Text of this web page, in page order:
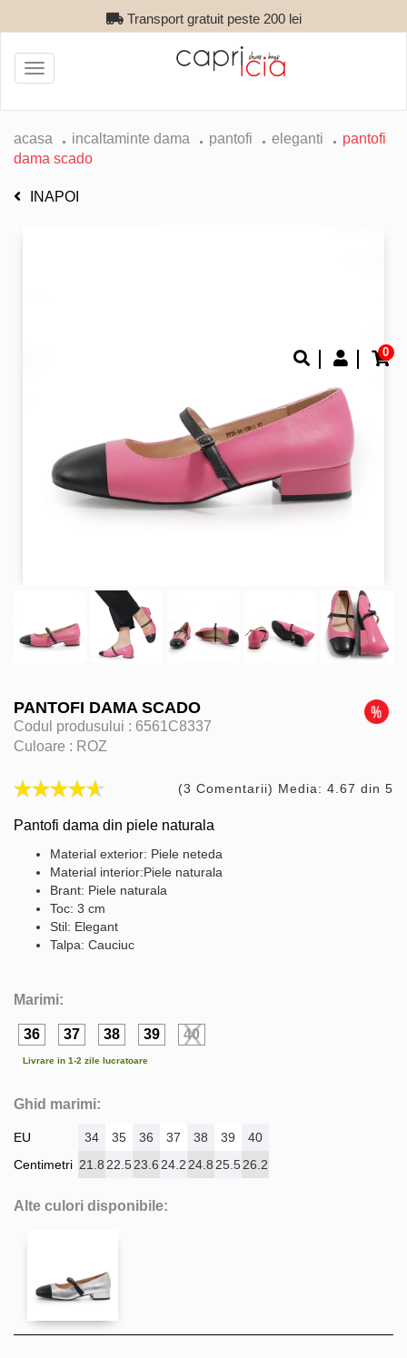
Transport gratuit peste 200 lei
0
Toggle
navigation
acasa incaltaminte dama pantofi eleganti
pantofi
dama scado
INAPOI
PANTOFI DAMA SCADO
Codul produsului : 6561C8337
Culoare : ROZ
(3 Comentarii) Media: 4.67 din 5
Pantofi dama din piele naturala
Material exterior: Piele neteda
Material interior:Piele naturala
Brant: Piele naturala
Toc: 3 cm
Stil: Elegant
Talpa: Cauciuc
Marimi:
36 37 38 39 40
Livrare in 1-2 zile lucratoare
Ghid marimi:
EU
Centimetri
34 35 36 37 38 39
40
21.8 22.523.6 24.2 24.8 25.526.2
Alte culori disponibile: